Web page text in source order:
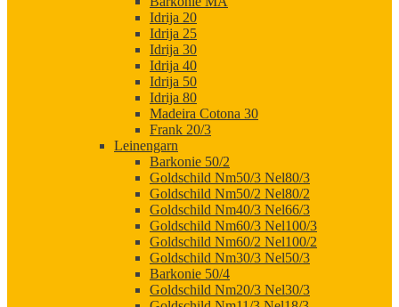
Idrija 20
Idrija 25
Idrija 30
Idrija 40
Idrija 50
Idrija 80
Madeira Cotona 30
Frank 20/3
Leinengarn
Barkonie 50/2
Goldschild Nm50/3 Nel80/3
Goldschild Nm50/2 Nel80/2
Goldschild Nm40/3 Nel66/3
Goldschild Nm60/3 Nel100/3
Goldschild Nm60/2 Nel100/2
Goldschild Nm30/3 Nel50/3
Barkonie 50/4
Goldschild Nm20/3 Nel30/3